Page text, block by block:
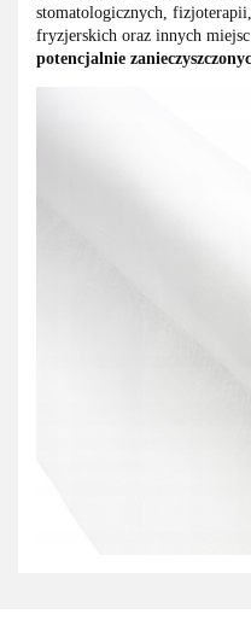
stomatologicznych,
fryzjerskich oraz innych
potencjalnie